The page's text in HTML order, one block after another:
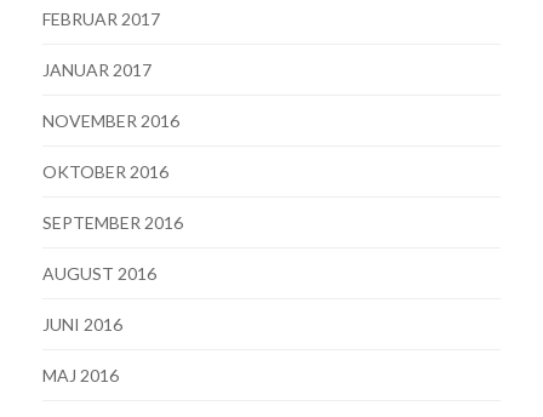
FEBRUAR 2017
JANUAR 2017
NOVEMBER 2016
OKTOBER 2016
SEPTEMBER 2016
AUGUST 2016
JUNI 2016
MAJ 2016